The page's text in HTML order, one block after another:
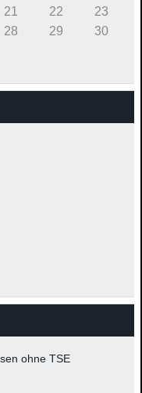
21 22
23
28 29
30
ohne TSE